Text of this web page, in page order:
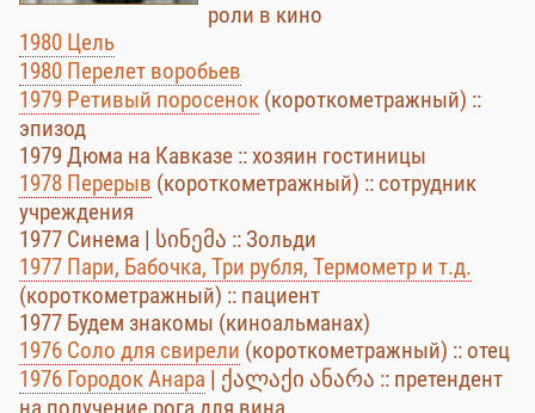
роли в кино
1980 Цель
1980 Перелет воробьев
1979 Ретивый поросенок (короткометражный) ::
эпизод
1979 Дюма на Кавказе :: хозяин гостиницы
1978 Перерыв (короткометражный) :: сотрудник
учреждения
1977 Синема | სინემა :: Зольди
1977 Пари, Бабочка, Три рубля, Термометр и т.д.
(короткометражный) :: пациент
1977 Будем знакомы (киноальманах)
1976 Соло для свирели (короткометражный) :: отец
1976 Городок Анара | ქალაქი ანარა :: претендент